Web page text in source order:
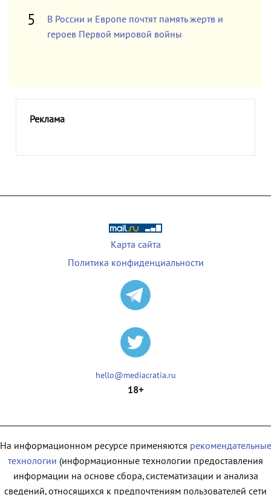
В России и Европе почтят память жертв и
героев Первой мировой войны
Реклама
Карта сайта
Политика конфиденциальности
hello@mediacratia.ru
18+
На информационном ресурсе применяются рекомендательные
технологии (информационные технологии предоставления
информации на основе сбора, систематизации и анализа
сведений, относящихся к предпочтениям пользователей сети